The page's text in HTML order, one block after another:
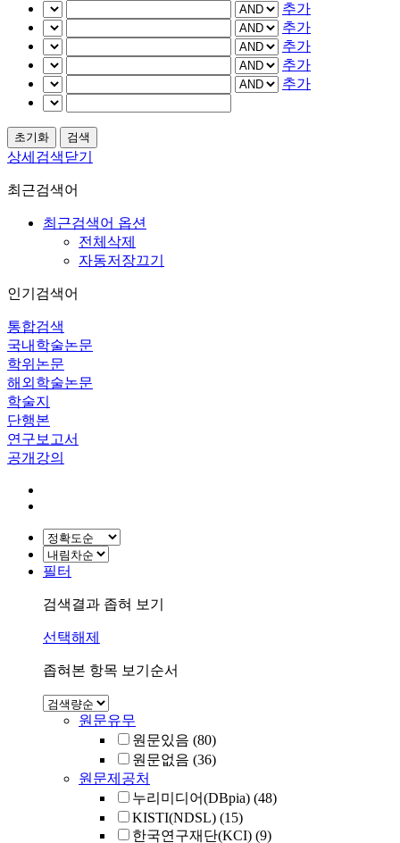
추가
추가
추가
추가
추가
상세검색닫기
최근검색어
최근검색어 옵션
전체삭제
자동저장끄기
인기검색어
통합검색
국내학술논문
학위논문
해외학술논문
학술지
단행본
연구보고서
공개강의
필터
검색결과 좁혀 보기
선택해제
좁혀본 항목 보기순서
원문유무
원문있음 (80)
원문없음 (36)
원문제공처
누리미디어(DBpia) (48)
KISTI(NDSL) (15)
한국연구재단(KCI) (9)